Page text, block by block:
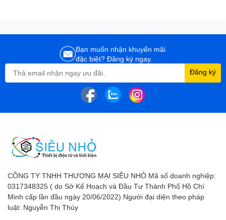
Bạn muốn nhận khuyến mãi
đặc biệt? Đăng ký ngay.
Đăng ký
CÔNG TY TNHH THƯƠNG MẠI SIÊU NHỎ Mã số doanh nghiệp:
0317348325 ( do Sở Kế Hoạch và Đầu Tư Thành Phố Hồ Chí
Minh cấp lần đầu ngày 20/06/2022) Người đại diện theo pháp
luật: Nguyễn Thị Thúy